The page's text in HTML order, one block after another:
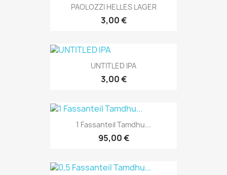
PAOLOZZI HELLES LAGER
3,00 €
UNTITLED IPA
3,00 €
1 Fassanteil Tamdhu...
95,00 €